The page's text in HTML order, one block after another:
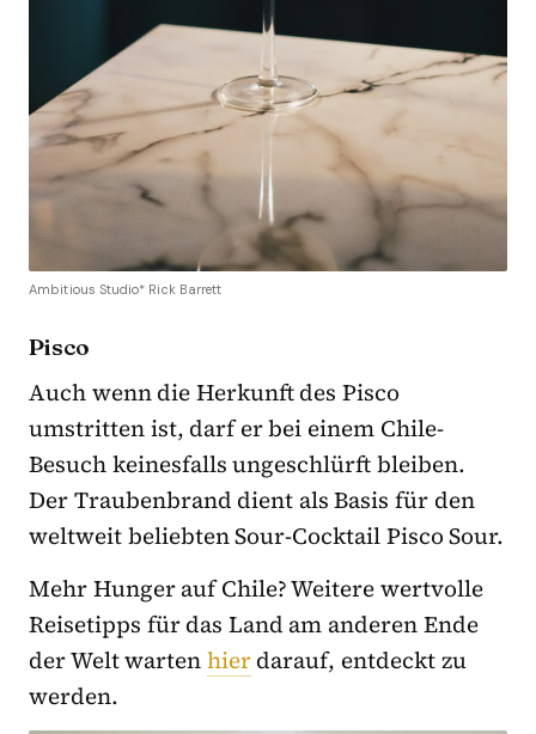
Ambitious Studio* Rick Barrett
Pisco
Auch wenn die Herkunft des Pisco
umstritten ist, darf er bei einem Chile-
Besuch keinesfalls ungeschlürft bleiben.
Der Traubenbrand dient als Basis für den
weltweit beliebten Sour-Cocktail Pisco Sour.
Mehr Hunger auf Chile? Weitere wertvolle
Reisetipps für das Land am anderen Ende
der Welt wartenhierdarauf, entdeckt zu
werden.